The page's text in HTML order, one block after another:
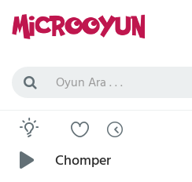
Chomper